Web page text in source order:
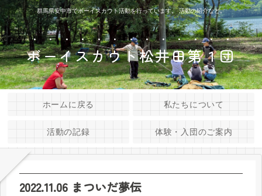
群馬県安中市でボーイスカウト活動を行っています。 活動の紹介など。
ボーイスカウト松井田第１団
ホームに戻る 私たちについて
活動の記録 体験・入団のご案内
2022.11.06 まついだ夢伝